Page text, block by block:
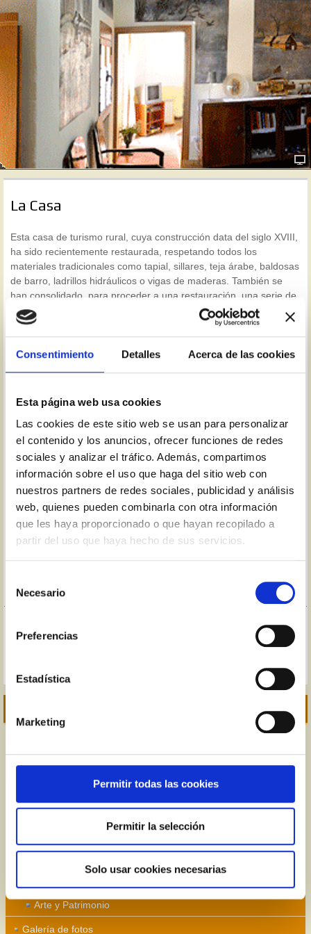
Consentimiento Detalles Acerca de las cookies
Esta página web usa cookies
Las cookies de este sitio web se usan para personalizar
el contenido y los anuncios, ofrecer funciones de redes
sociales y analizar el tráfico. Además, compartimos
información sobre el uso que haga del sitio web con
nuestros partners de redes sociales, publicidad y análisis
web, quienes pueden combinarla con otra información
que les haya proporcionado o que hayan recopilado a
partir del uso que haya hecho de sus servicios.
Necesario
Preferencias
Estadística
Marketing
Permitir todas las cookies
Permitir la selección
Solo usar cookies necesarias
La Casa
Esta casa de turismo rural, cuya construcción data del siglo XVIII,
ha sido recientemente restaurada, respetando todos los
materiales tradicionales como tapial, sillares, teja árabe, baldosas
de barro, ladrillos hidráulicos o vigas de maderas. También se
han consolidado, para proceder a una restauración, una serie de
pinturas murales que recubren parte de sus muros. Desde unas
flores modernistas, cenefas art-decó, colgaduras neobarrocas o
paisajes.
en anticuarios y almonedas, a los que se les ha hecho una
Es una casa amplia, con más de trescientos metros cuadrados
distribuidos en planta baja, primer piso y patios. En la planta baja
además de tres de los dormitorios, encontramos la sala, el salón
comedor, la cocina y dos cuartos de baño. En la planta superior,
tres dormitorios y dos cuartos de baño.
Además, posee dos patios, uno recoleto con un porche sobre el
pozo donde un desayuno a la sombra hace las delicias de quien
juegos para niños y una chimenea-barbacoa cubierta.
La Casa
Decoración y elementos
Arte y Patrimonio
Galería de fotos